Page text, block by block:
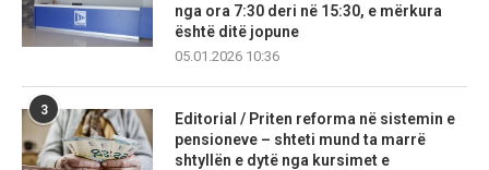
nga ora 7:30 deri në 15:30, e mërkura
është ditë jopune
05.01.2026 10:36
3
Editorial / Priten reforma në sistemin e
pensioneve – shteti mund ta marrë
shtyllën e dytë nga kursimet e